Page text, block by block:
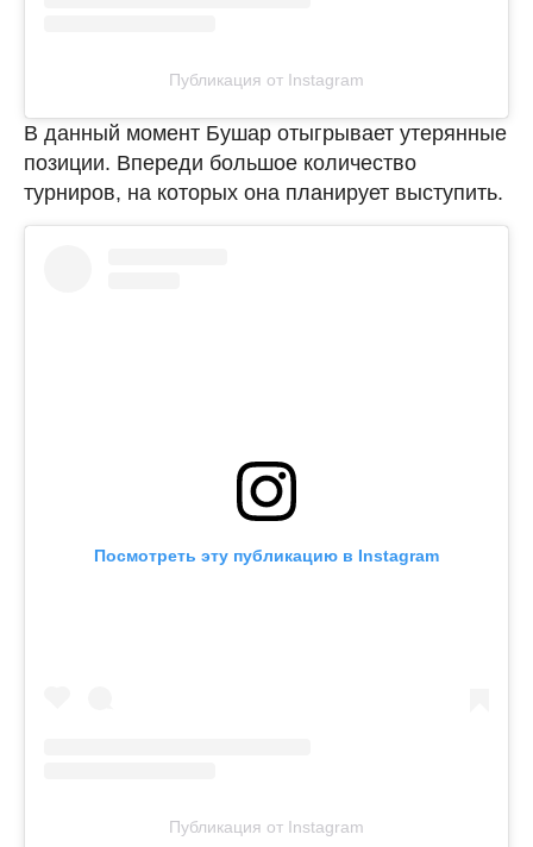
Публикация от Instagram
В данный момент Бушар отыгрывает утерянные
позиции. Впереди большое количество
турниров, на которых она планирует выступить.
Посмотреть эту публикацию в Instagram
Публикация от Instagram